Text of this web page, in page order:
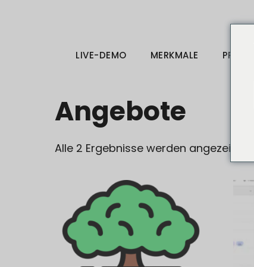
LIVE-DEMO MERKMALE PREISE
Angebote
Alle 2 Ergebnisse werden angezeigt